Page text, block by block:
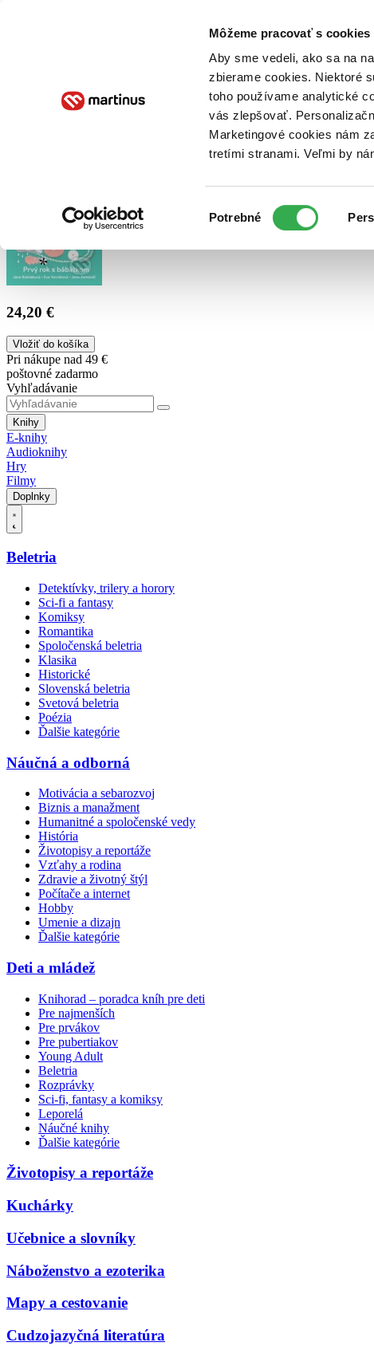
Môžeme pracovať s
Aby sme vedeli, ako sa na
zbierame cookies. Niektoré
toho používame analytické
vás zlepšovať.
Marketingové cookies nám
tretími stranami. Veľmi by
súhlasu
Potrebné
Poukážky Kontakt
24,20 €
Vložiť do košíka
Pri nákupe nad 49 €
poštovné zadarmo
Vyhľadávanie
Knihy
E-knihy
Audioknihy
Hry
Filmy
Doplnky
Beletria
Detektívky, trilery a horory
Sci-fi a fantasy
Komiksy
Romantika
Spoločenská beletria
Klasika
Historické
Slovenská beletria
Svetová beletria
Poézia
Ďalšie kategórie
Náučná a odborná
Motivácia a sebarozvoj
Biznis a manažment
Humanitné a spoločenské vedy
História
Životopisy a reportáže
Vzťahy a rodina
Zdravie a životný štýl
Počítače a internet
Hobby
Umenie a dizajn
Ďalšie kategórie
Deti a mládež
Knihorad – poradca kníh pre deti
Pre najmenších
Pre prvákov
Pre pubertiakov
Young Adult
Beletria
Rozprávky
Sci-fi, fantasy a komiksy
Leporelá
Náučné knihy
Ďalšie kategórie
Životopisy a reportáže
Kuchárky
Učebnice a slovníky
Náboženstvo a ezoterika
Mapy a cestovanie
Cudzojazyčná literatúra